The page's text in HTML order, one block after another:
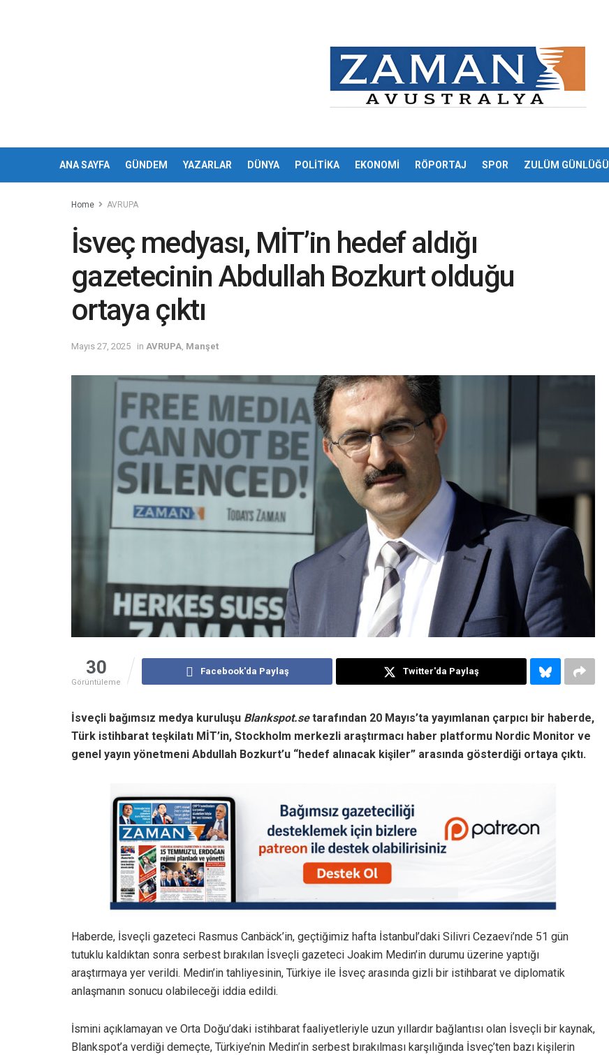
ANA SAYFA GÜNDEM YAZARLAR DÜNYA POLİTİKA EKONOMİ RÖPORTAJ SPOR ZULÜM GÜNLÜĞÜ
Home AVRUPA
İsveç medyası, MİT’in hedef aldığı
gazetecinin Abdullah Bozkurt olduğu
ortaya çıktı
Mayıs 27, 2025 in AVRUPA Manşet
30
Görüntüleme
Facebook'da Paylaş Twitter'da Paylaş
İsveçli bağımsız medya kuruluşu Blankspot.setarafından 20 Mayıs’ta yayımlanan çarpıcı bir haberde,
Türk istihbarat teşkilatı MİT’in, Stockholm merkezli araştırmacı haber platformu Nordic Monitor ve
genel yayın yönetmeni Abdullah Bozkurt’u “hedef alınacak kişiler” arasında gösterdiği ortaya çıktı.
Haberde, İsveçli gazeteci Rasmus Canbäck’in, geçtiğimiz hafta İstanbul’daki Silivri Cezaevi’nde 51 gün
tutuklu kaldıktan sonra serbest bırakılan İsveçli gazeteci Joakim Medin’in durumu üzerine yaptığı
araştırmaya yer verildi. Medin’in tahliyesinin, Türkiye ile İsveç arasında gizli bir istihbarat ve diplomatik
anlaşmanın sonucu olabileceği iddia edildi.
İsmini açıklamayan ve Orta Doğu’daki istihbarat faaliyetleriyle uzun yıllardır bağlantısı olan İsveçli bir kaynak,
Blankspot’a verdiği demeçte, Türkiye’nin Medin’in serbest bırakılması karşılığında İsveç’ten bazı kişilerin